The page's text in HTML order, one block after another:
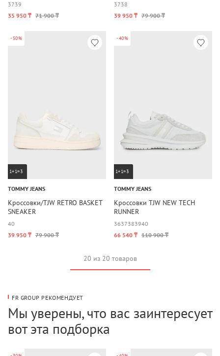
3739
35 950 ₸ 71 900 ₸
3738
39 950 ₸ 79 900 ₸
-50%
1+1=3
TOMMY JEANS
Кроссовки/TJW RETRO BASKET
SNEAKER
40
39 950 ₸ 79 900 ₸
-40%
1+1=3
TOMMY JEANS
Кроссовки TJW NEW TECH
RUNNER
3637383940
66 540 ₸ 110 900 ₸
20 из 20 товаров
FR GROUP РЕКОМЕНДУЕТ
Мы уверены, что вас заинтересует
вот эта подборка